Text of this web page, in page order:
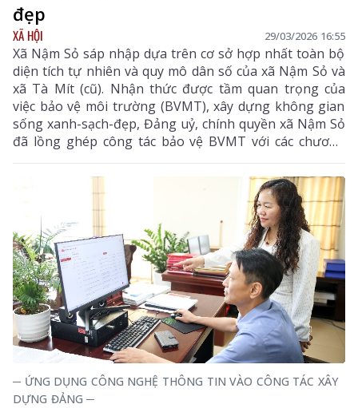
đẹp
XÃ HỘI 29/03/2026 16:55
Xã Nậm Sỏ sáp nhập dựa trên cơ sở hợp nhất toàn bộ
diện tích tự nhiên và quy mô dân số của xã Nậm Sỏ và
xã Tà Mít (cũ). Nhận thức được tầm quan trọng của
việc bảo vệ môi trường (BVMT), xây dựng không gian
sống xanh-sạch-đẹp, Đảng uỷ, chính quyền xã Nậm Sỏ
đã lồng ghép công tác bảo vệ BVMT với các chương
trình phát triển kinh tế - xã hội; thực hiện nghiêm các
quy định về BVMT; thường xuyên kiểm tra, giám sát
các hoạt động thu gom, vận chuyển rác thải trên địa
bàn, việc chấp hành pháp luật về BVMT đối với các tổ
chức, cá nhân. Chỉ đạo các đoàn thể phối hợp với nhà
trường, trạm y tế, các đơn vị đẩy mạnh tuyên truyền
nâng cao nhận thức cho người dân, học sinh về ý thức
giữ gìn, BVMT sống.
─ ỨNG DỤNG CÔNG NGHỆ THÔNG TIN VÀO CÔNG TÁC XÂY
DỰNG ĐẢNG ─